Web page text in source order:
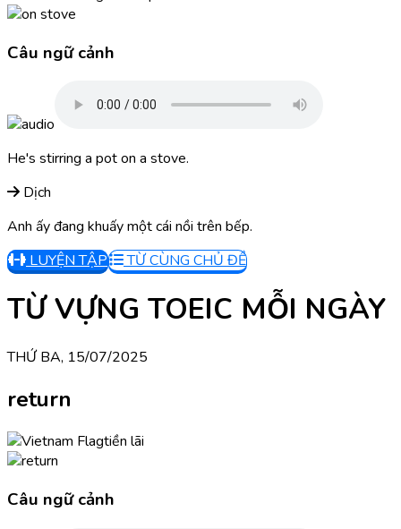
Câu ngữ cảnh
He's stirring a pot on a stove.
Dịch
Anh ấy đang khuấy một cái nồi trên bếp.
LUYỆN TẬP
TỪ CÙNG CHỦ ĐỀ
TỪ VỰNG TOEIC MỖI NGÀY
THỨ BA, 15/07/2025
return
tiền lãi
Câu ngữ cảnh